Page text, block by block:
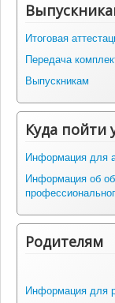
Итоговая
Передача
Выпускникам
Куда пойти
Информация для
Информация об
Родителям
Информация для